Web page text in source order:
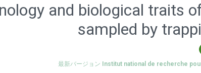
and biological traits
sampled by
最新バージョン Institut national de recherche